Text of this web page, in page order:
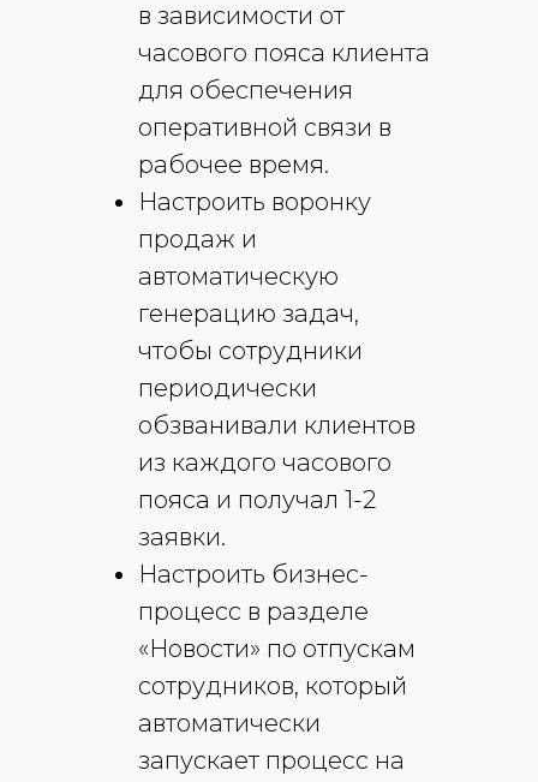
в зависимости от
часового пояса клиента
для обеспечения
оперативной связи в
рабочее время.
Настроить воронку
продаж и
автоматическую
генерацию задач,
чтобы сотрудники
периодически
обзванивали клиентов
из каждого часового
пояса и получал 1-2
заявки.
Настроить бизнес-
процесс в разделе
«Новости» по отпускам
сотрудников, который
автоматически
запускает процесс на